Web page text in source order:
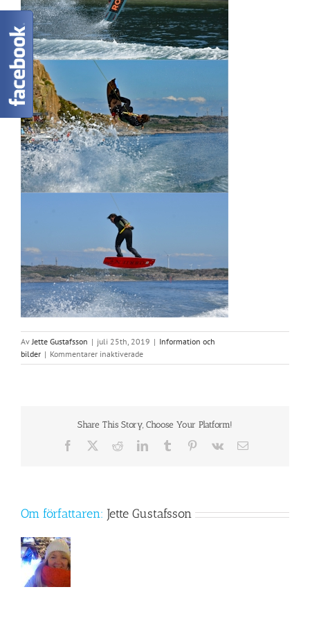
AvJette Gustafsson | juli 25th, 2019 | Information och
bilder | Kommentarer inaktiveradeför
Finfina
Share This Story, Choose Your Platform!
Facebook RedditLinkedInTumblr Pinterest
Vk
E-
Om författaren: Jette Gustafsson